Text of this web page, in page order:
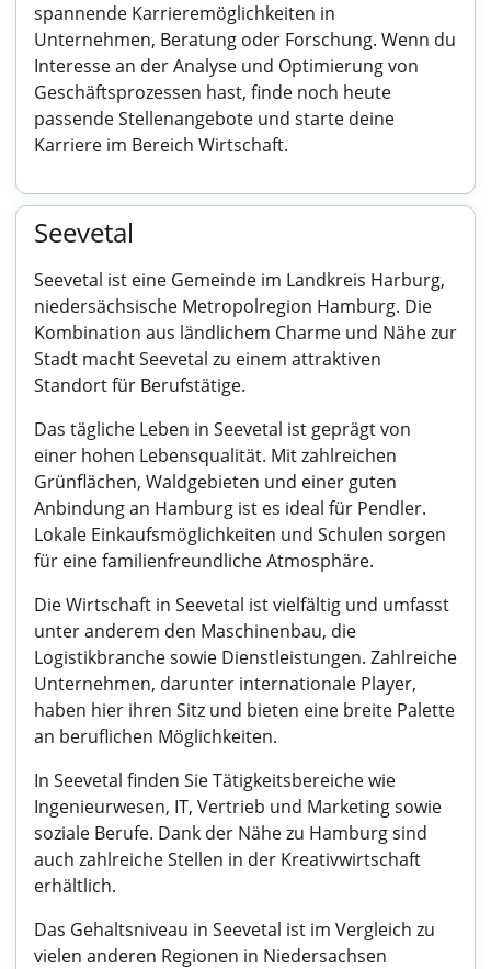
spannende Karrieremöglichkeiten in
Unternehmen, Beratung oder Forschung. Wenn du
Interesse an der Analyse und Optimierung von
Geschäftsprozessen hast, finde noch heute
passende Stellenangebote und starte deine
Karriere im Bereich Wirtschaft.
Seevetal
Seevetal ist eine Gemeinde im Landkreis Harburg,
niedersächsische Metropolregion Hamburg. Die
Kombination aus ländlichem Charme und Nähe zur
Stadt macht Seevetal zu einem attraktiven
Standort für Berufstätige.
Das tägliche Leben in Seevetal ist geprägt von
einer hohen Lebensqualität. Mit zahlreichen
Grünflächen, Waldgebieten und einer guten
Anbindung an Hamburg ist es ideal für Pendler.
Lokale Einkaufsmöglichkeiten und Schulen sorgen
für eine familienfreundliche Atmosphäre.
Die Wirtschaft in Seevetal ist vielfältig und umfasst
unter anderem den Maschinenbau, die
Logistikbranche sowie Dienstleistungen. Zahlreiche
Unternehmen, darunter internationale Player,
haben hier ihren Sitz und bieten eine breite Palette
an beruflichen Möglichkeiten.
In Seevetal finden Sie Tätigkeitsbereiche wie
Ingenieurwesen, IT, Vertrieb und Marketing sowie
soziale Berufe. Dank der Nähe zu Hamburg sind
auch zahlreiche Stellen in der Kreativwirtschaft
erhältlich.
Das Gehaltsniveau in Seevetal ist im Vergleich zu
vielen anderen Regionen in Niedersachsen